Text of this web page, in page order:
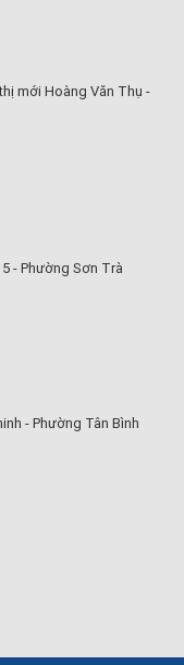
mới Hoàng Văn Thụ -
- Phường Sơn Trà
- Phường Tân Bình